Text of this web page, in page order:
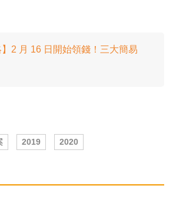
】2 月 16 日開始領錢！三大簡易
2019 2020